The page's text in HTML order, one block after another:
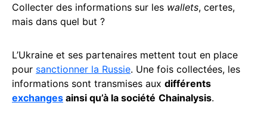
Collecter des informations sur les wallets, certes,
mais dans quel but ?
L’Ukraine et ses partenaires mettent tout en place
pour sanctionner la Russie. Une fois collectées, les
informations sont transmises aux différents
exchanges ainsi qu’à la société Chainalysis.